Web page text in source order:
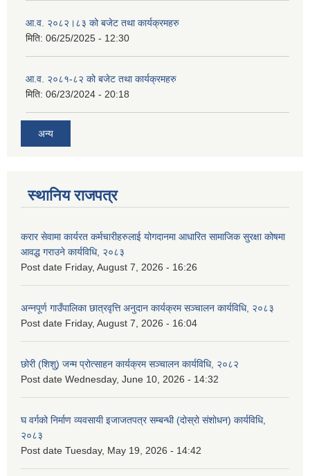
आ.व. २०८२।८३ को बजेट तथा कार्यक्रमहरु
मिति: 06/25/2025 - 12:30
आ.व. २०८१-८२ को बजेट तथा कार्यक्रमहरु
मिति: 06/23/2024 - 20:18
अन्य
स्थानिय राजपत्र
करार सेवामा कार्यरत कर्मचारीहरुलाई योगदानमा आधारित सामाजिक सुरक्षा कोषमा
आवद्ध गराउने कार्यविधि, २०८३
Post date Friday, August 7, 2026 - 16:26
अन्नपूर्ण गाउँपालिका छात्रवृत्ति अनुदान कार्यक्रम सञ्चालन कार्यविधि, २०८३
Post date Friday, August 7, 2026 - 16:04
छोरी (शिशु) जन्म प्रोत्साहन कार्यक्रम सञ्चालन कार्यविधि, २०८२
Post date Wednesday, June 10, 2026 - 14:32
घ वर्गको निर्माण व्यवसायी इजाजतपत्र सम्बन्धी (दोस्रो संशोधन) कार्यविधि,
२०८३
Post date Tuesday, May 19, 2026 - 14:42